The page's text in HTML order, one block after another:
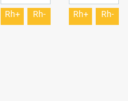
Rh+
Rh-
Rh+
Rh-